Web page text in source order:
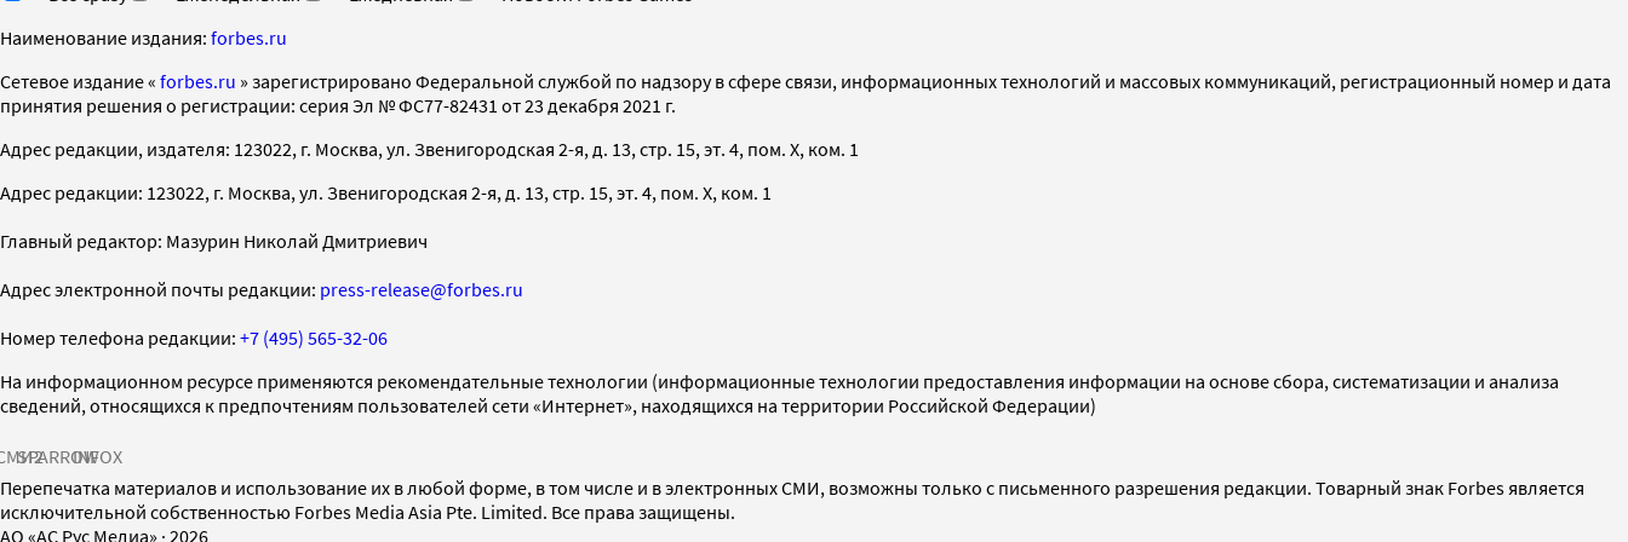
Наименование издания: forbes.ru
Cетевое издание « forbes.ru » зарегистрировано Федеральной службой по надзору в сфере связи, информационных технологий и массовых коммуникаций, регистрационный номер и дата
принятия решения о регистрации: серия Эл № ФС77-82431 от 23 декабря 2021 г.
Адрес редакции, издателя: 123022, г. Москва, ул. Звенигородская 2-я, д. 13, стр. 15, эт. 4, пом. X, ком. 1
Адрес редакции: 123022, г. Москва, ул. Звенигородская 2-я, д. 13, стр. 15, эт. 4, пом. X, ком. 1
Главный редактор: Мазурин Николай Дмитриевич
Адрес электронной почты редакции: press-release@forbes.ru
Номер телефона редакции: +7 (495) 565-32-06
На информационном ресурсе применяются рекомендательные технологии (информационные технологии предоставления информации на основе сбора, систематизации и анализа
сведений, относящихся к предпочтениям пользователей сети «Интернет», находящихся на территории Российской Федерации)
SPARROWINFOX
Перепечатка материалов и использование их в любой форме, в том числе и в электронных СМИ, возможны только с письменного разрешения редакции. Товарный знак Forbes является
исключительной собственностью Forbes Media Asia Pte. Limited. Все права защищены.
AO «АС Рус Медиа» · 2026